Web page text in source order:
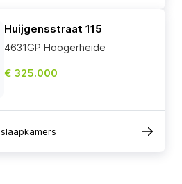
Huijgensstraat 115
4631GP Hoogerheide
€ 325.000
slaapkamers